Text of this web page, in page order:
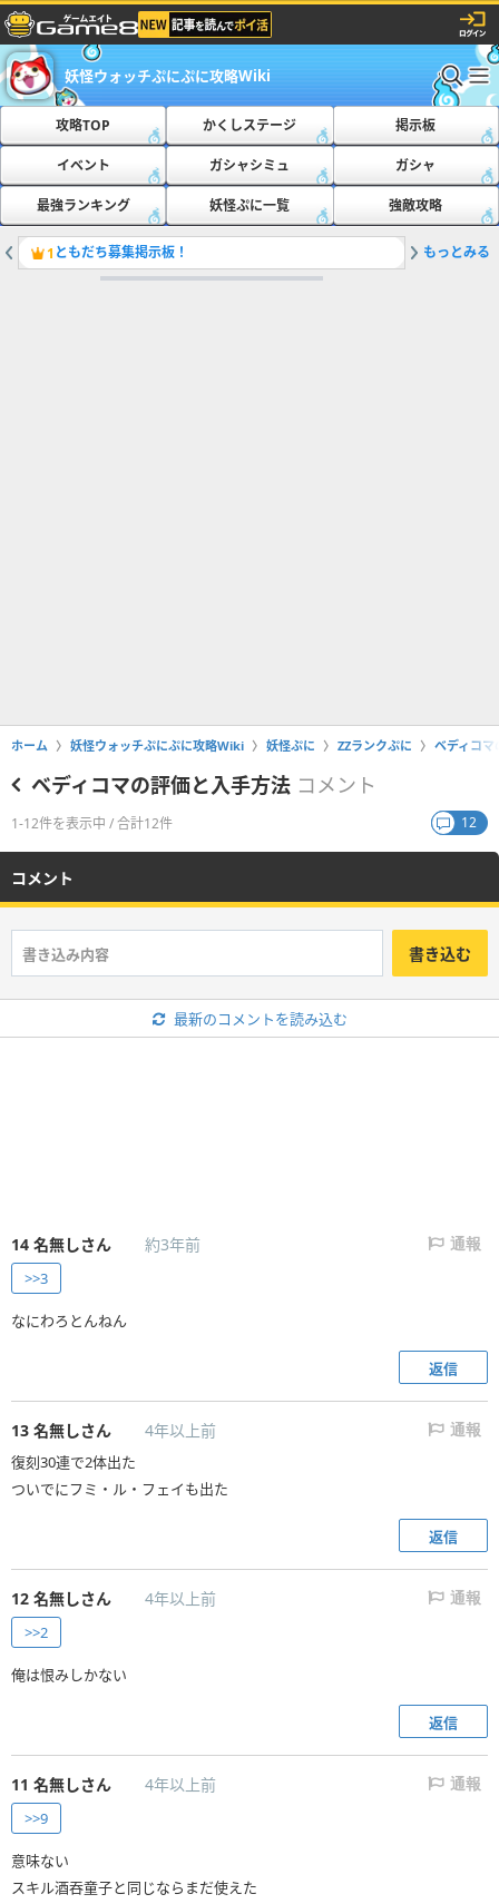
妖怪ウォッチぷにぷに攻略Wiki
攻略TOP かくしステージ 掲示板
イベント ガシャシミュ ガシャ
最強ランキング 妖怪ぷに一覧 強敵攻略
1 ともだち募集掲示板！ 2おたす
もっとみる
ホーム 妖怪ウォッチぷにぷに攻略Wiki 妖怪ぷに ZZランクぷに ベディコマ
ベディコマの評価と入手方法 コメント
1-12件を表示中 / 合計12件 12
コメント
書き込む
最新のコメントを読み込む
14 名無しさん 約3年前 通報
>>3
なにわろとんねん
返信
13 名無しさん 4年以上前 通報
復刻30連で2体出た
ついでにフミ・ル・フェイも出た
返信
12 名無しさん 4年以上前 通報
>>2
俺は恨みしかない
返信
11 名無しさん 4年以上前 通報
>>9
意味ない
スキル酒吞童子と同じならまだ使えた